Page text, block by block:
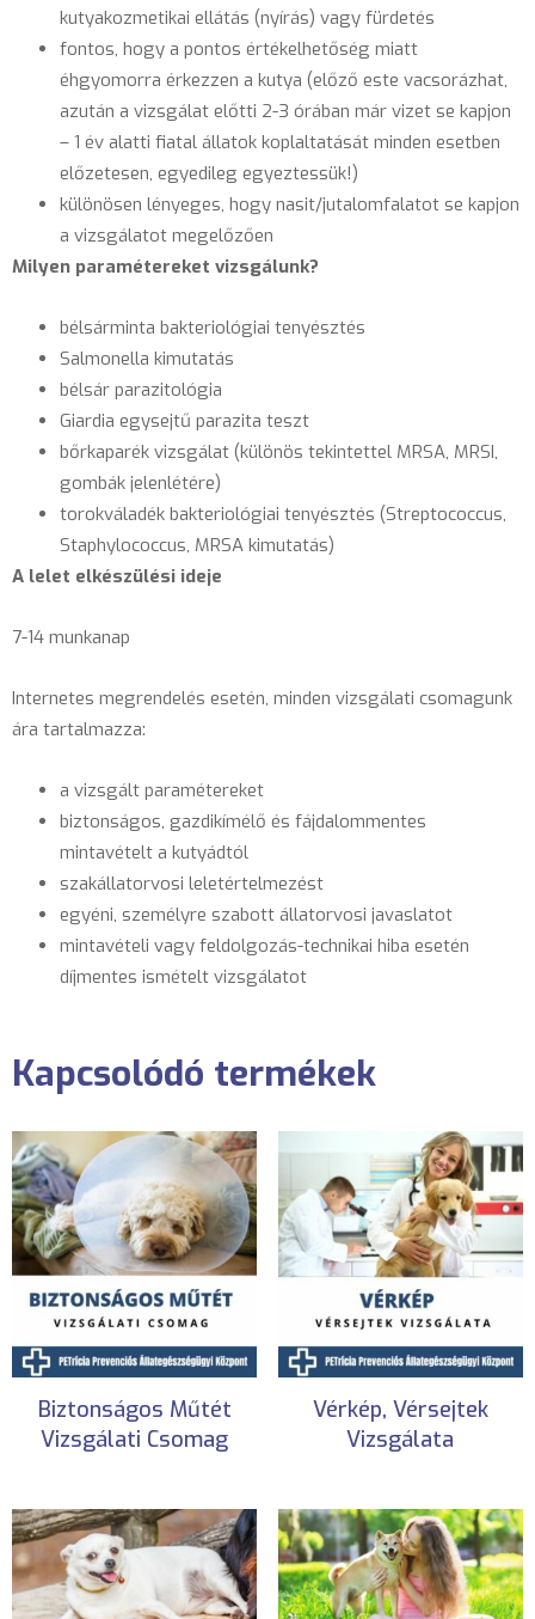
kutyakozmetikai ellátás (nyírás) vagy fürdetés
fontos, hogy a pontos értékelhetőség miatt
éhgyomorra érkezzen a kutya (előző este vacsorázhat,
azután a vizsgálat előtti 2-3 órában már vizet se kapjon
– 1 év alatti fiatal állatok koplaltatását minden esetben
előzetesen, egyedileg egyeztessük!)
különösen lényeges, hogy nasit/jutalomfalatot se kapjon
a vizsgálatot megelőzően
Milyen paramétereket vizsgálunk?
bélsárminta bakteriológiai tenyésztés
Salmonella kimutatás
bélsár parazitológia
Giardia egysejtű parazita teszt
bőrkaparék vizsgálat (különös tekintettel MRSA, MRSI,
gombák jelenlétére)
torokváladék bakteriológiai tenyésztés (Streptococcus,
Staphylococcus, MRSA kimutatás)
A lelet elkészülési ideje
7-14 munkanap
Internetes megrendelés esetén, minden vizsgálati csomagunk
ára tartalmazza:
a vizsgált paramétereket
biztonságos, gazdikímélő és fájdalommentes
mintavételt a kutyádtól
szakállatorvosi leletértelmezést
egyéni, személyre szabott állatorvosi javaslatot
mintavételi vagy feldolgozás-technikai hiba esetén
díjmentes ismételt vizsgálatot
Kapcsolódó termékek
Biztonságos Műtét
Vizsgálati Csomag
Vérkép, Vérsejtek
Vizsgálata